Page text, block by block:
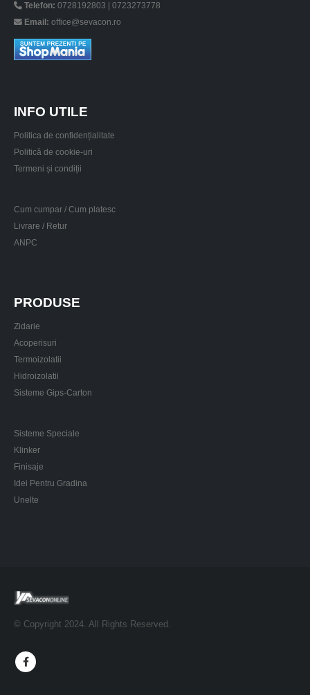
Telefon: 0728192803 | 0723273778
Email: office@sevacon.ro
INFO UTILE
Politica de confidențialitate
Politică de cookie-uri
Termeni și condiții
Cum cumpar / Cum platesc
Livrare / Retur
ANPC
PRODUSE
Zidarie
Acoperisuri
Termoizolatii
Hidroizolatii
Sisteme Gips-Carton
Sisteme Speciale
Klinker
Finisaje
Idei Pentru Gradina
Unelte
© Copyright 2024. All Rights Reserved.